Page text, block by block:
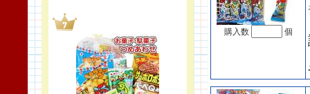
購入数 個